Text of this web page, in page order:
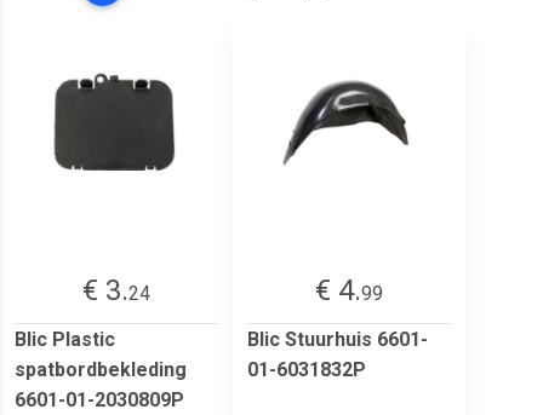
€ 3.24
Blic Plastic
spatbordbekleding
6601-01-2030809P
€ 4.99
Blic Stuurhuis 6601-
01-6031832P